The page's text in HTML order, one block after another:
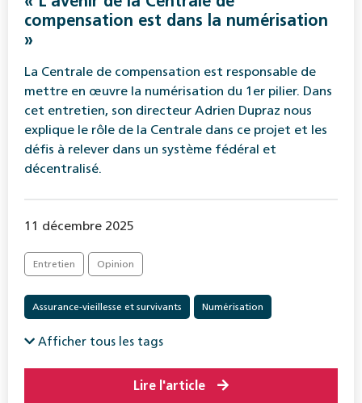
compensation est dans la numérisation
»
La Centrale de compensation est responsable de
mettre en œuvre la numérisation du 1er pilier. Dans
cet entretien, son directeur Adrien Dupraz nous
explique le rôle de la Centrale dans ce projet et les
défis à relever dans un système fédéral et
décentralisé.
11 décembre 2025
Entretien Opinion
Assurance-vieillesse et survivants Numérisation
Afficher tous les tags
Lire l'article